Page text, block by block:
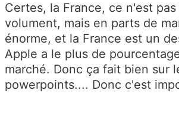
Certes, la France, ce n'est
volument, mais en parts de
énorme, et la France est un
Apple a le plus de
marché. Donc ça fait bien sur
powerpoints.... Donc c'est